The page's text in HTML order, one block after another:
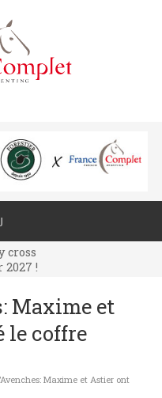
!
cross
!
!
Maxime et
le coffre
Maxime et Astier ont